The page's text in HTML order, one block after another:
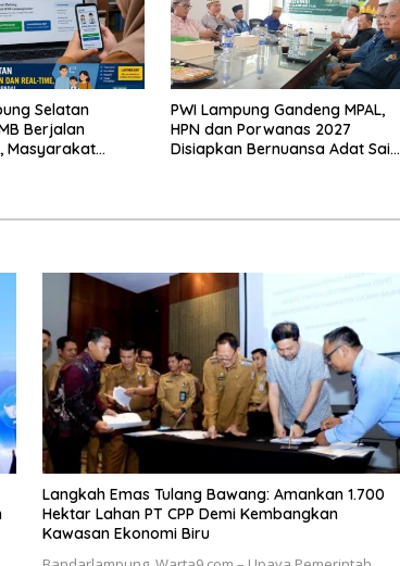
Selatan
Berjalan
Masyarakat
PWI Lampung Gandeng MPAL,
HPN dan Porwanas 2027
Disiapkan Bernuansa Adat Sai
Langkah Emas Tulang Bawang: Amankan 1.700
Hektar Lahan PT CPP Demi Kembangkan
Kawasan Ekonomi Biru